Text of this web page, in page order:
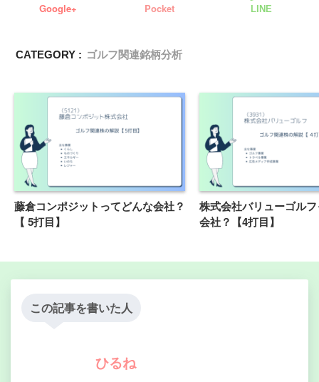
Google+ Pocket LINE
CATEGORY : ゴルフ関連銘柄分析
藤倉コンポジットってどんな会社？
【 5打目】
株式会社バリューゴル
会社？【4打目】
この記事を書いた人
ひるね